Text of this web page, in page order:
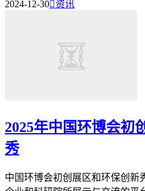
2024-12-30资讯
2025年中国环博会初
秀
中国环博会初创展区和环保创新